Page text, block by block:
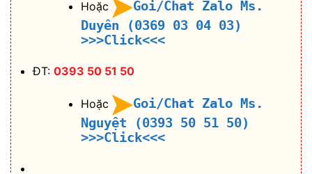
Hoặc
Goi/Chat Zalo Ms.
Duyên (0369 03 04 03)
>>>Click<<<
ĐT: 0393 50 51 50
Hoặc
Goi/Chat Zalo Ms.
Nguyệt (0393 50 51 50)
>>>Click<<<